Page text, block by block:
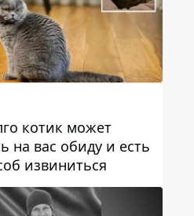
котик может
на вас обиду и есть
извиниться